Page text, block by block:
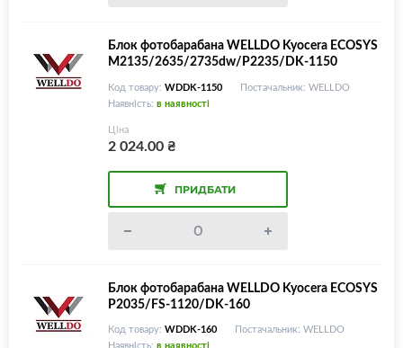
Блок фотобарабана WELLDO Kyocera ECOSYS
M2135/2635/2735dw/P2235/DK-1150
Код товару: WDDK-1150
Постачальник: WELLDO
Наявність: в наявності
Ціна
2 024.00₴
ПРИДБАТИ
Блок фотобарабана WELLDO Kyocera ECOSYS
P2035/FS-1120/DK-160
Код товару: WDDK-160
Постачальник: WELLDO
Наявність: в наявності